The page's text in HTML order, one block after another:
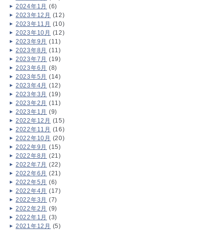
2024年1月 (6)
2023年12月 (12)
2023年11月 (10)
2023年10月 (12)
2023年9月 (11)
2023年8月 (11)
2023年7月 (19)
2023年6月 (8)
2023年5月 (14)
2023年4月 (12)
2023年3月 (19)
2023年2月 (11)
2023年1月 (9)
2022年12月 (15)
2022年11月 (16)
2022年10月 (20)
2022年9月 (15)
2022年8月 (21)
2022年7月 (22)
2022年6月 (21)
2022年5月 (6)
2022年4月 (17)
2022年3月 (7)
2022年2月 (9)
2022年1月 (3)
2021年12月 (5)